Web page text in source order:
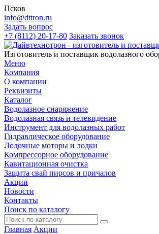
Псков
info@dttron.ru
Задать вопрос
+7 (8112) 20-17-80 Заказать звонок
Изготовитель и поставщик водолазного
Меню
Компания
О компании
Реквизиты
Каталог
Водолазное снаряжение
Водолазная связь и телевидение
Инструмент для водолазных работ
Гидравлическое оборудование
Лодочные моторы и лодки
Компрессорное оборудование
Кавитационная очистка
Защита свай пирсов и причалов
Акции
Новости
Контакты
Поиск по каталогу
Главная Акции